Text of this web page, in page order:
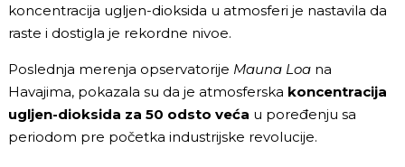
koncentracija ugljen-dioksida u atmosferi je nastavila da
raste i dostigla je rekordne nivoe.
Poslednja merenja opservatorije Mauna Loa na
Havajima, pokazala su da je atmosferska koncentracija
ugljen-dioksida za 50 odsto veća u poređenju sa
periodom pre početka industrijske revolucije.